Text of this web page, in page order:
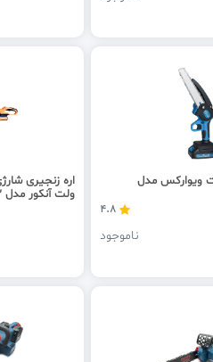
20 سانت ویوارکس مدل
4.8
ناموجود
ولت آنکور مدل DCS2